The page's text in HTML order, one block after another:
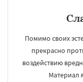
Помимо своих
прекрасно
воздействию
Материал